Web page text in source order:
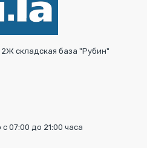
2Ж складская база "Рубин"
07:00 до 21:00 часа